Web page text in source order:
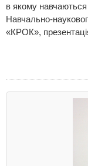
в якому навчаються
Навчально-
«КРОК»,